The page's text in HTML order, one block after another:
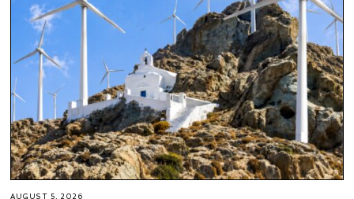
AUGUST 5, 2026